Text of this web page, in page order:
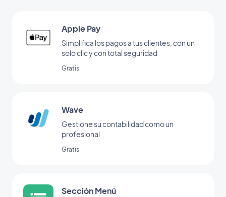
Apple Pay
Simplifica los pagos a tus clientes, con un
solo clic y con total seguridad
Gratis
Wave
Gestione su contabilidad como un
profesional
Gratis
Sección Menú